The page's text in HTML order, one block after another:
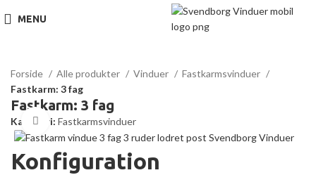
MENU
Forside Alle produkter Vinduer
Fastkarmsvinduer
Fastkarm: 3 fag
Fastkarm: 3 fag
Kategori: Fastkarmsvinduer
Click to enlarge
Konfiguration